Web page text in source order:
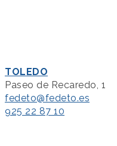
TOLEDO
Paseo de Recaredo, 1
fedeto@fedeto.es
925 22 87 10